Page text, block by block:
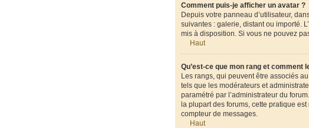
Comment puis-je afficher un avatar ?
Depuis votre panneau d’utilisateur,
suivantes : galerie, distant ou importé.
mis à disposition. Si vous ne pouvez
Haut
Qu’est-ce que mon rang et comment
Les rangs, qui peuvent être associés
tels que les modérateurs et
paramétré par l’administrateur du
la plupart des forums, cette pratique
compteur de messages.
Haut